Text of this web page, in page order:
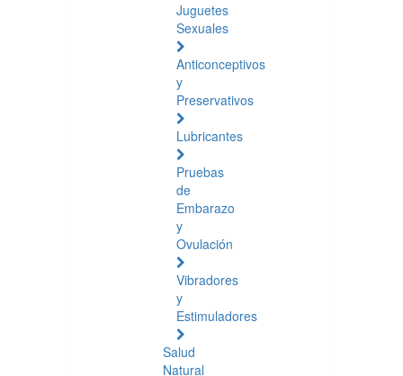
Juguetes
Sexuales
Anticonceptivos
y
Preservativos
Lubricantes
Pruebas
de
Embarazo
y
Ovulación
Vibradores
y
Estimuladores
Salud
Natural